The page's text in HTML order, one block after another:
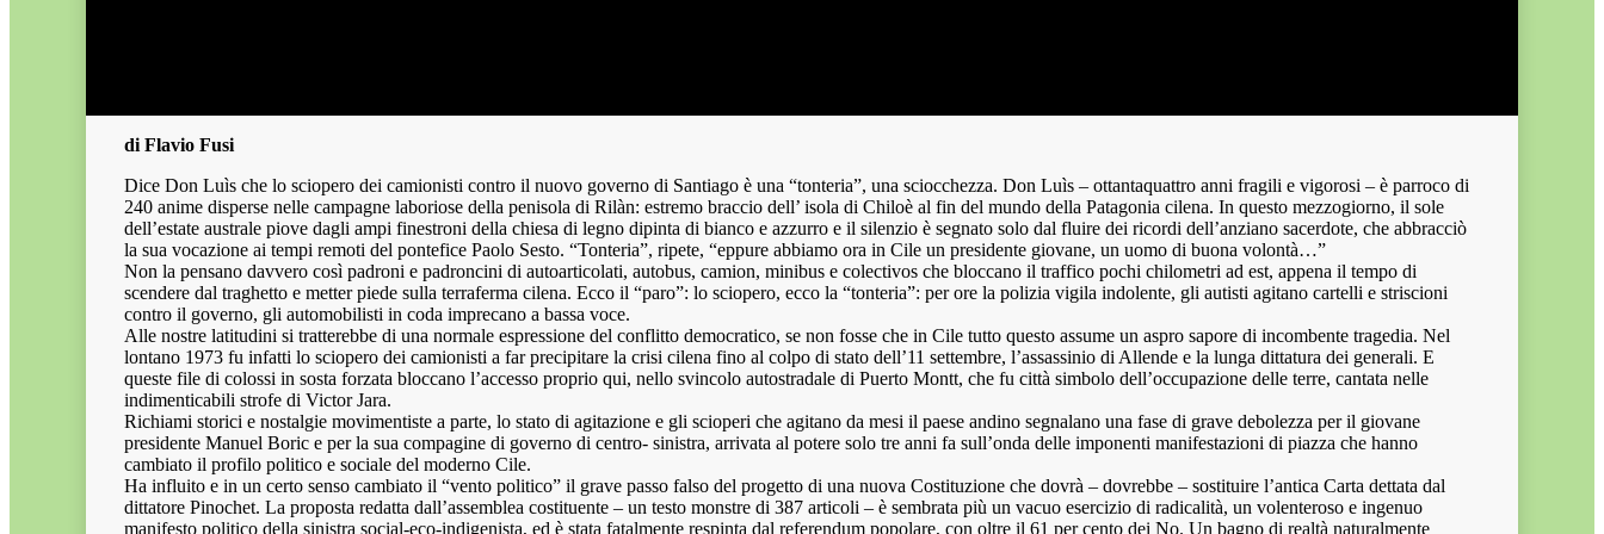
di Flavio Fusi
Dice Don Luìs che lo sciopero dei camionisti contro il nuovo governo di Santiago è una “tonteria”, una sciocchezza. Don Luìs – ottantaquattro anni fragili e vigorosi – è parroco di
240 anime disperse nelle campagne laboriose della penisola di Rilàn: estremo braccio dell’ isola di Chiloè al fin del mundo della Patagonia cilena. In questo mezzogiorno, il sole
dell’estate australe piove dagli ampi finestroni della chiesa di legno dipinta di bianco e azzurro e il silenzio è segnato solo dal fluire dei ricordi dell’anziano sacerdote, che abbracciò
la sua vocazione ai tempi remoti del pontefice Paolo Sesto. “Tonteria”, ripete, “eppure abbiamo ora in Cile un presidente giovane, un uomo di buona volontà…”
Non la pensano davvero così padroni e padroncini di autoarticolati, autobus, camion, minibus e colectivos che bloccano il traffico pochi chilometri ad est, appena il tempo di
scendere dal traghetto e metter piede sulla terraferma cilena. Ecco il “paro”: lo sciopero, ecco la “tonteria”: per ore la polizia vigila indolente, gli autisti agitano cartelli e striscioni
contro il governo, gli automobilisti in coda imprecano a bassa voce.
Alle nostre latitudini si tratterebbe di una normale espressione del conflitto democratico, se non fosse che in Cile tutto questo assume un aspro sapore di incombente tragedia. Nel
lontano 1973 fu infatti lo sciopero dei camionisti a far precipitare la crisi cilena fino al colpo di stato dell’11 settembre, l’assassinio di Allende e la lunga dittatura dei generali. E
queste file di colossi in sosta forzata bloccano l’accesso proprio qui, nello svincolo autostradale di Puerto Montt, che fu città simbolo dell’occupazione delle terre, cantata nelle
indimenticabili strofe di Victor Jara.
Richiami storici e nostalgie movimentiste a parte, lo stato di agitazione e gli scioperi che agitano da mesi il paese andino segnalano una fase di grave debolezza per il giovane
presidente Manuel Boric e per la sua compagine di governo di centro- sinistra, arrivata al potere solo tre anni fa sull’onda delle imponenti manifestazioni di piazza che hanno
cambiato il profilo politico e sociale del moderno Cile.
Ha influito e in un certo senso cambiato il “vento politico” il grave passo falso del progetto di una nuova Costituzione che dovrà – dovrebbe – sostituire l’antica Carta dettata dal
dittatore Pinochet. La proposta redatta dall’assemblea costituente – un testo monstre di 387 articoli – è sembrata più un vacuo esercizio di radicalità, un volenteroso e ingenuo
manifesto politico della sinistra social-eco-indigenista, ed è stata fatalmente respinta dal referendum popolare, con oltre il 61 per cento dei No. Un bagno di realtà naturalmente